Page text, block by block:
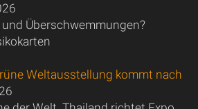
Überschwemmungen?
Weltausstellung kommt nach